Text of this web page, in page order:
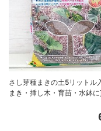
さし芽種まきの土5リットル
まき・挿し木・育苗・水鉢